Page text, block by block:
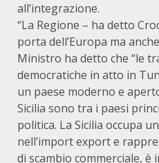
all’integrazione.
“La Regione – ha detto
porta dell’Europa ma
Ministro ha detto che “le
democratiche in atto in
un paese moderno e
Sicilia sono tra i paesi
politica. La Sicilia occupa
nell’import export e
di scambio commerciale,